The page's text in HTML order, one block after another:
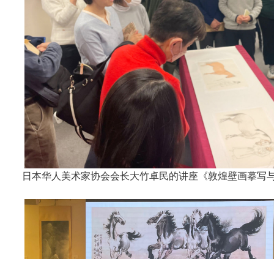
日本华人美术家协会会长大竹卓民的讲座《敦煌壁画摹写